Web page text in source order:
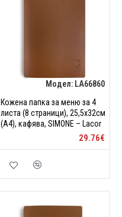
Модел: LA66860
Кожена папка за меню за 4
листа (8 страници), 25,5x32см
(A4), кафява, SIMONE – Lacor
29.76€